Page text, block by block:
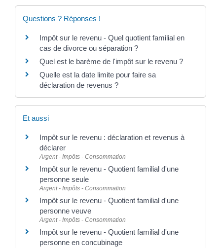
Questions ? Réponses !
Impôt sur le revenu - Quel quotient familial en
cas de divorce ou séparation ?
Quel est le barème de l'impôt sur le revenu ?
Quelle est la date limite pour faire sa
déclaration de revenus ?
Et aussi
Impôt sur le revenu : déclaration et revenus à
déclarer
Argent - Impôts - Consommation
Impôt sur le revenu - Quotient familial d'une
personne seule
Argent - Impôts - Consommation
Impôt sur le revenu - Quotient familial d'une
personne veuve
Argent - Impôts - Consommation
Impôt sur le revenu - Quotient familial d'une
personne en concubinage